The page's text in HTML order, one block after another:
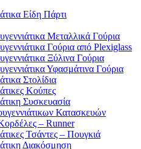
Είδη Πάρτι
Μεταλλικά Γούρια
Γούρια από Plexiglass
Ξύλινα Γούρια
Υφασμάτινα Γούρια
Στολίδια
Κούπες
Συσκευασία
Κατασκευών
– Runner
Τσάντες – Πουγκιά
Διακόσμηση